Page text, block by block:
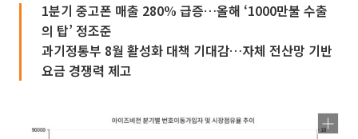
1분기 중고폰 매출 280% 급증…올해 ‘1000만불 수출
의 탑’ 정조준
과기정통부 8월 활성화 대책 기대감…자체 전산망 기반
요금 경쟁력 제고